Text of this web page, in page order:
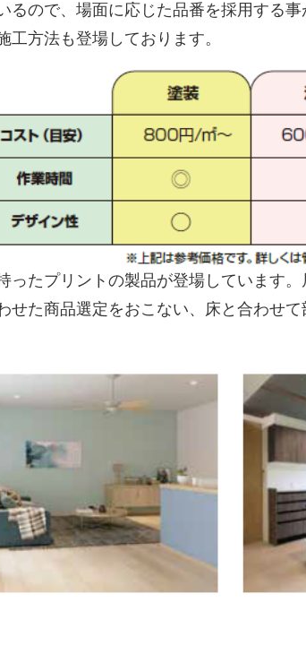
ので、場面に応じた品番を採用する
方法も登場しております。
たプリントの製品が登場しています
た商品選定をおこない、床と合わせ